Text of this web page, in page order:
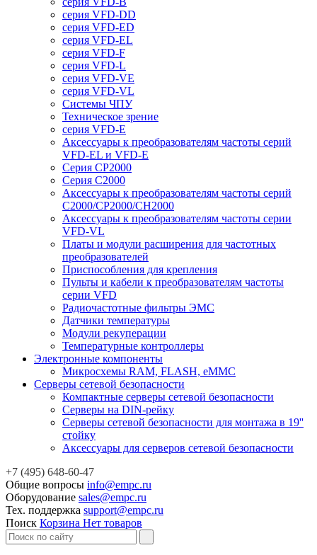
серия VFD-DD
серия VFD-ED
серия VFD-EL
серия VFD-F
серия VFD-L
серия VFD-VE
серия VFD-VL
Системы ЧПУ
Техническое зрение
серия VFD-E
Аксессуары к преобразователям частоты серий
VFD-EL и VFD-E
Серия CP2000
Серия C2000
Аксессуары к преобразователям частоты серий
С2000/CP2000/CH2000
Аксессуары к преобразователям частоты серии
VFD-VL
Платы и модули расширения для частотных
преобразователей
Приспособления для крепления
Пульты и кабели к преобразователям частоты
серии VFD
Радиочастотные фильтры ЭМС
Датчики температуры
Модули рекуперации
Температурные контроллеры
Электронные компоненты
Микросхемы RAM, FLASH, eMMC
Серверы сетевой безопасности
Компактные серверы сетевой безопасности
Серверы на DIN-рейку
Серверы сетевой безопасности для монтажа в 19''
стойку
Аксессуары для серверов сетевой безопасности
+7 (495) 648-60-47
Общие вопросы info@empc.ru
Оборудование sales@empc.ru
Тех. поддержка support@empc.ru
Поиск Корзина Нет товаров